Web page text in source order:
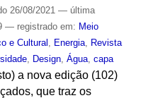
26/08/2021 — última
— registrado em: Meio
e Cultural Energia, Revista
, Design, Água, capa
a nova edição (102)
que traz os